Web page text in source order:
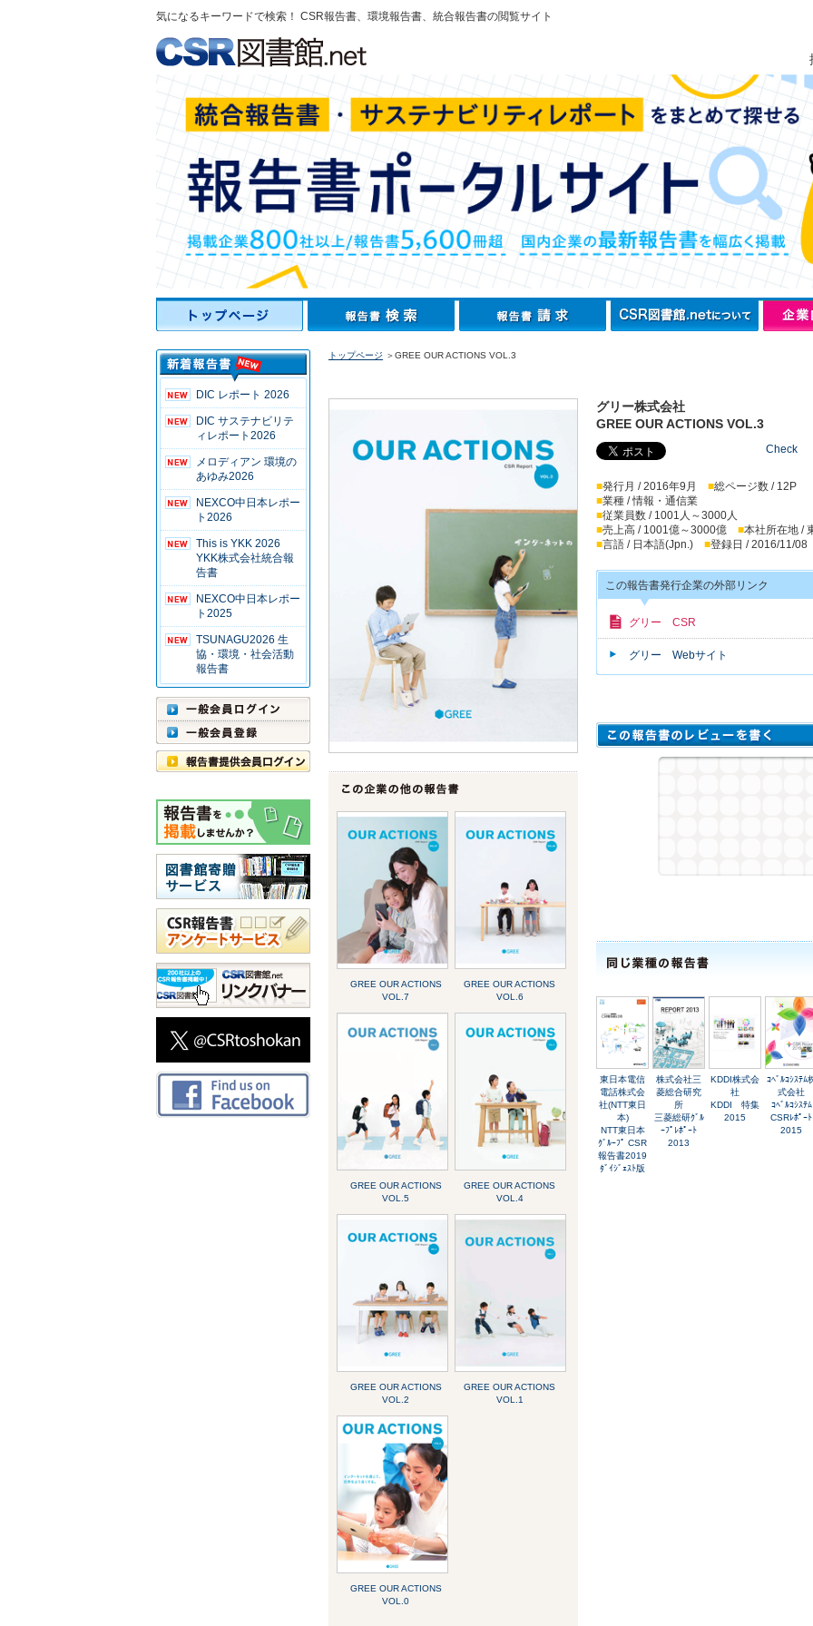
気になるキーワードで検索！ CSR報告書、環境報告書、統合報告書の閲覧サイト
DIC レポート 2026
DIC サステナビリテ
ィレポート2026
メロディアン 環境の
あゆみ2026
NEXCO中日本レポー
ト2026
This is YKK 2026
YKK株式会社統合報
告書
NEXCO中日本レポー
ト2025
TSUNAGU2026 生
協・環境・社会活動
報告書
トップページ ＞GREE OUR ACTIONS VOL.3
GREE OUR ACTIONS
VOL.7
GREE OUR ACTIONS
VOL.6
GREE OUR ACTIONS
VOL.5
GREE OUR ACTIONS
VOL.4
GREE OUR ACTIONS
VOL.2
GREE OUR ACTIONS
VOL.1
GREE OUR ACTIONS
VOL.0
グリー株式会社
GREE OUR ACTIONS VOL.3
Check
■発行月 / 2016年9月 ■総ページ数 / 12P
■業種 / 情報・通信業
■従業員数 / 1001人～3000人
■売上高 / 1001億～3000億 ■本社所在地 /
■言語 / 日本語(Jpn.) ■登録日 / 2016/11/08
この報告書発行企業の外部リンク
グリー CSR
グリー Webサイト
東日本電信
電話株式会
社(NTT東日
本)
NTT東日本
ｸﾞﾙｰﾌﾟ CSR
報告書2019
ﾀﾞｲｼﾞｪｽﾄ版
株式会社三
菱総合研究
所
三菱総研ｸﾞﾙ
ｰﾌﾟﾚﾎﾟｰﾄ
2013
KDDI株式会
社
KDDI 特集
2015
ｺﾍﾞﾙｺｼｽﾃﾑ
式会社
ｺﾍﾞﾙｺｼｽﾃﾑ
CSRﾚﾎﾟｰﾄ
2015